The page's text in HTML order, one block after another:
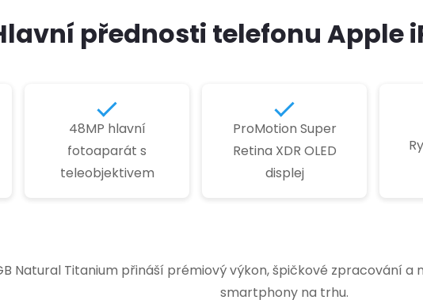
přednosti telefonu Apple
48MP hlavní
fotoaparát s
teleobjektivem
ProMotion Super
Retina XDR OLED
displej
Natural Titanium přináší prémiový výkon, špičkové zpracování
smartphony na trhu.